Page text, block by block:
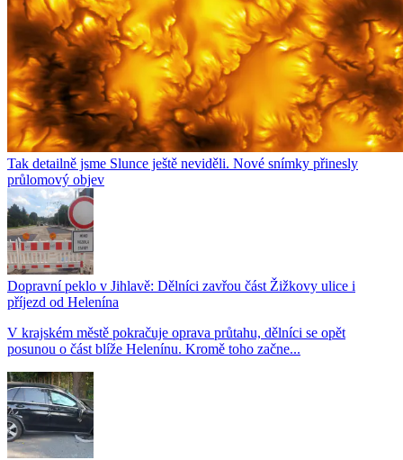
Tak detailně jsme Slunce ještě neviděli. Nové snímky přinesly
průlomový objev
Dopravní peklo v Jihlavě: Dělníci zavřou část Žižkovy ulice i
příjezd od Helenína
V krajském městě pokračuje oprava průtahu, dělníci se opět
posunou o část blíže Helenínu. Kromě toho začne...